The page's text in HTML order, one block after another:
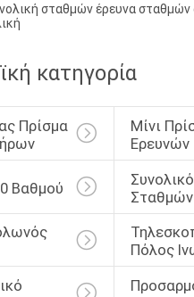
σταθμών έρευνα
κατηγορία
Πρίσμα
Μίνι
Ερευνών
Βαθμού
Σταθμών
Πόλος